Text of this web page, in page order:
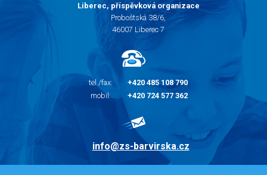
Liberec, příspěvková organizace
Proboštská 38/6,
46007 Liberec 7
tel./fax:
+420 485 108 790
mobil:
+420 724 577 362
info@zs-barvirska.cz